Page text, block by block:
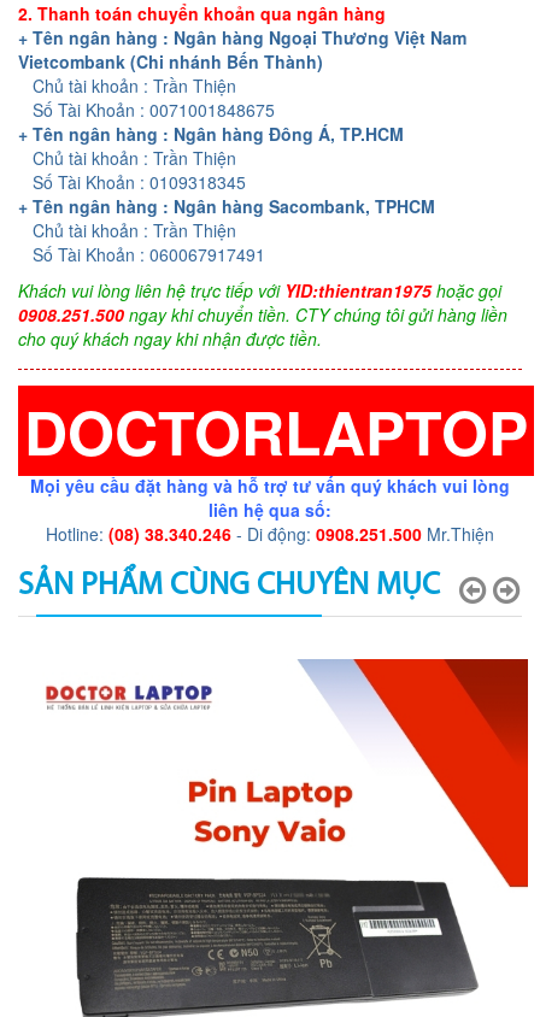
2. Thanh toán chuyển khoản qua ngân hàng
+ Tên ngân hàng : Ngân hàng Ngoại Thương Việt Nam
Vietcombank (Chi nhánh Bến Thành)
Chủ tài khoản : Trần Thiện
Số Tài Khoản : 0071001848675
+ Tên ngân hàng : Ngân hàng Đông Á, TP.HCM
Chủ tài khoản : Trần Thiện
Số Tài Khoản : 0109318345
+ Tên ngân hàng : Ngân hàng Sacombank, TPHCM
Chủ tài khoản : Trần Thiện
Số Tài Khoản : 060067917491
Khách vui lòng liên hệ trực tiếp với YID:thientran1975hoặc gọi
0908.251.500 ngay khi chuyển tiền. CTY chúng tôi gửi hàng liền
cho quý khách ngay khi nhận được tiền.
DOCTORLAPTOP
Mọi yêu cầu đặt hàng và hỗ trợ tư vấn quý khách vui lòng
liên hệ qua số:
Hotline: (08) 38.340.246 - Di động: 0908.251.500 Mr.Thiện
SẢN PHẨM CÙNG CHUYÊN MỤC